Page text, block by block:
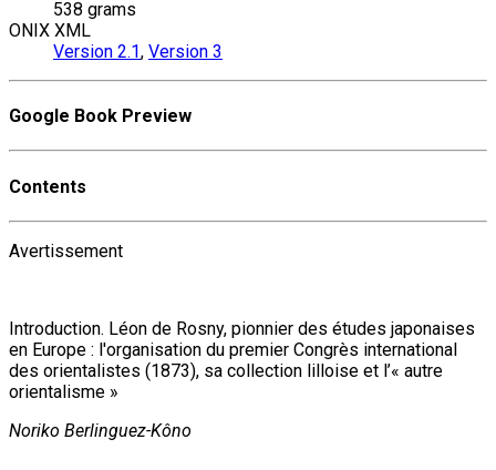
538 grams
ONIX XML
Version 2.1, Version 3
Google Book Preview
Contents
Avertissement
Introduction. Léon de Rosny, pionnier des études japonaises
en Europe : l'organisation du premier Congrès international
des orientalistes (1873), sa collection lilloise et l’« autre
orientalisme »
Noriko Berlinguez-Kôno